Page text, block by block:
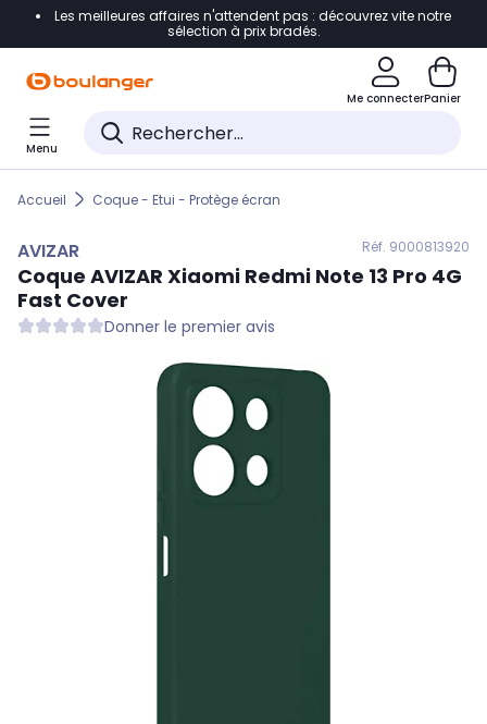
Accéder directement à la navigation
Accéder directement au pied de page
Accéder directement au chatbot
Les meilleures affaires n'attendent pas : découvrez vite notre
sélection à prix bradés.
Me connecterPanier
Menu
Accueil Coque - Etui - Protège écran
AVIZAR Réf. 9000813920
Coque AVIZAR Xiaomi Redmi Note 13 Pro 4G
Fast Cover
Donner le premier avis